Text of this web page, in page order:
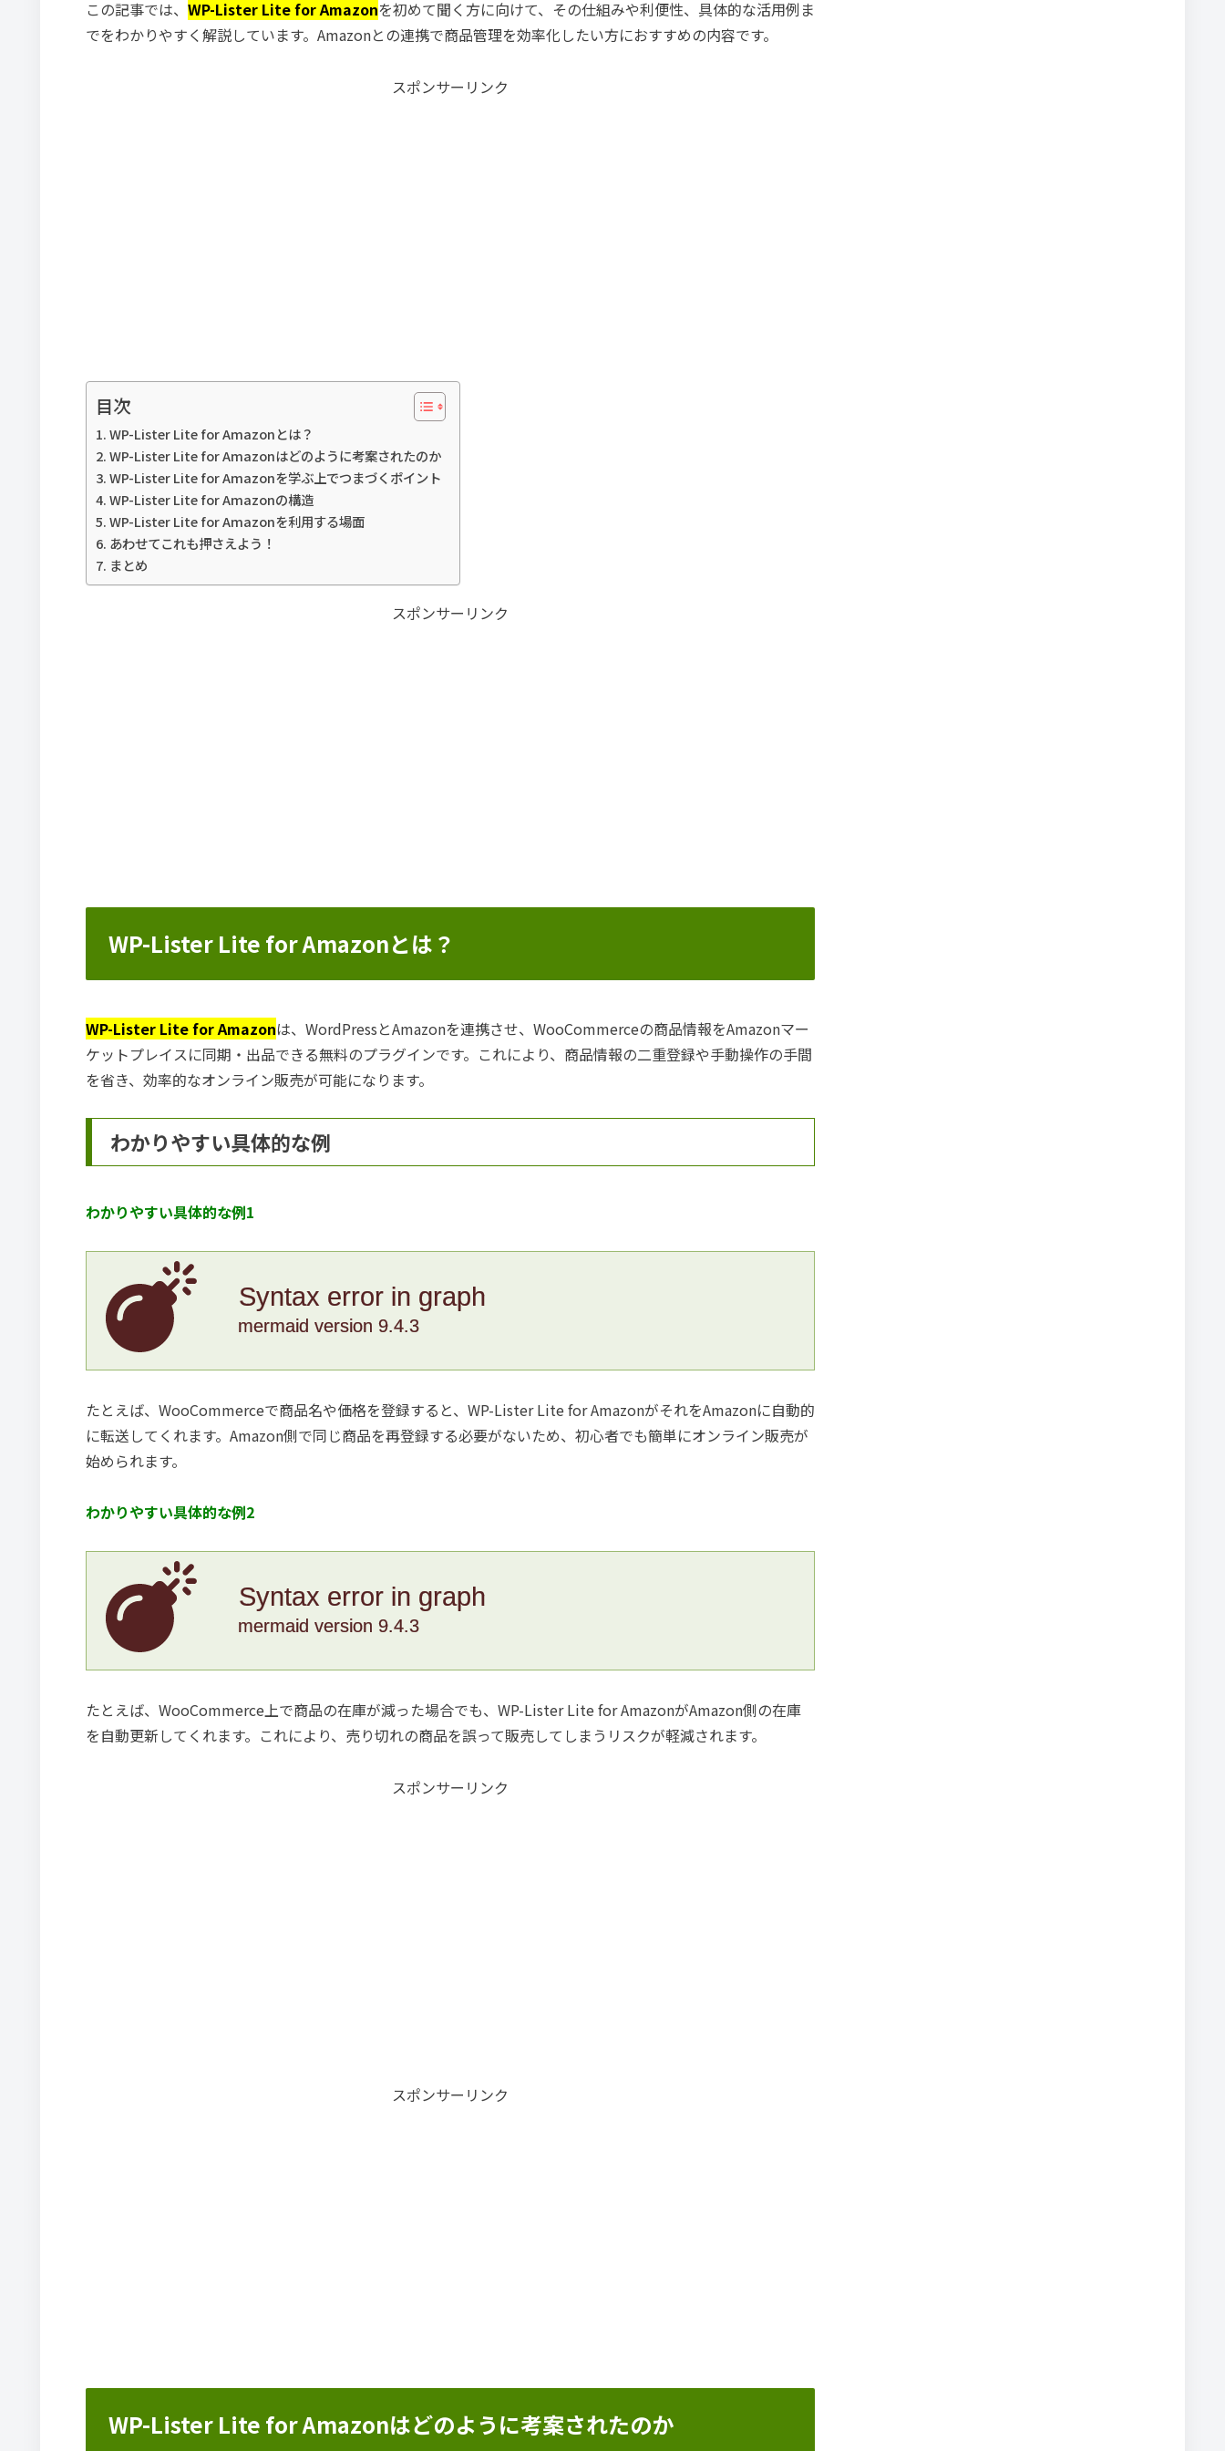
この記事では、 WP-Lister Lite for Amazonを初めて聞く方に向けて、その仕組みや利便性、具体的な活用例ま
でをわかりやすく解説しています。Amazonとの連携で商品管理を効率化したい方におすすめの内容です。
スポンサーリンク
目次
WP-Lister Lite for Amazonとは？
WP-Lister Lite for Amazonはどのように考案されたのか
WP-Lister Lite for Amazonを学ぶ上でつまづくポイント
WP-Lister Lite for Amazonの構造
WP-Lister Lite for Amazonを利用する場面
あわせてこれも押さえよう！
まとめ
スポンサーリンク
WP-Lister Lite for Amazonとは？
WP-Lister Lite for Amazonは、WordPressとAmazonを連携させ、WooCommerceの商品情報をAmazonマー
ケットプレイスに同期・出品できる無料のプラグインです。これにより、商品情報の二重登録や手動操作の手間
を省き、効率的なオンライン販売が可能になります。
わかりやすい具体的な例
わかりやすい具体的な例1
Syntax error in graph
mermaid version 9.4.3
たとえば、WooCommerceで商品名や価格を登録すると、WP-Lister Lite for AmazonがそれをAmazonに自動的
に転送してくれます。Amazon側で同じ商品を再登録する必要がないため、初心者でも簡単にオンライン販売が
始められます。
わかりやすい具体的な例2
Syntax error in graph
mermaid version 9.4.3
たとえば、WooCommerce上で商品の在庫が減った場合でも、WP-Lister Lite for AmazonがAmazon側の在庫
を自動更新してくれます。これにより、売り切れの商品を誤って販売してしまうリスクが軽減されます。
スポンサーリンク
スポンサーリンク
WP-Lister Lite for Amazonはどのように考案されたのか